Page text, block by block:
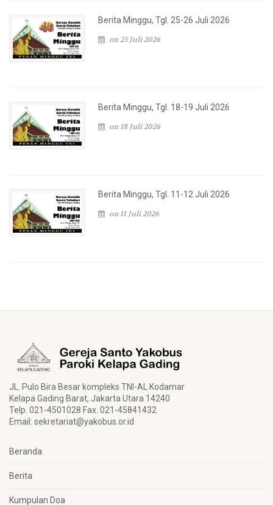
Berita Minggu, Tgl. 25-26 Juli 2026
on 25 Juli 2026
Berita Minggu, Tgl. 18-19 Juli 2026
on 18 Juli 2026
Berita Minggu, Tgl. 11-12 Juli 2026
on 11 Juli 2026
JL. Pulo Bira Besar kompleks TNI-AL Kodamar
Kelapa Gading Barat, Jakarta Utara 14240
Telp. 021-4501028 Fax. 021-45841432
Email: sekretariat@yakobus.or.id
Beranda
Berita
Kumpulan Doa